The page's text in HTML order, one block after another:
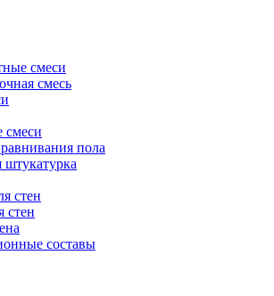
смеси
смесь
смеси
пола
штукатурка
стен
стен
составы